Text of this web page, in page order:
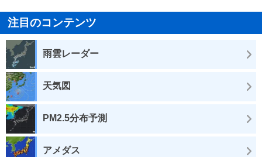
注目のコンテンツ
雨雲レーダー
天気図
PM2.5分布予測
アメダス